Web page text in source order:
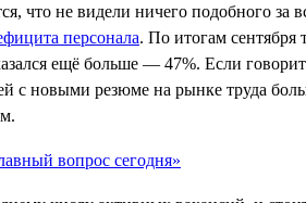
что не видели ничего подобного
персонала. По итогам сентября
ещё больше — 47%. Если
с новыми резюме на рынке труда